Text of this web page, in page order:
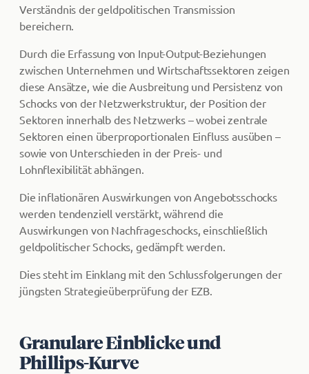
Verständnis der geldpolitischen Transmission
bereichern.
Durch die Erfassung von Input-Output-Beziehungen
zwischen Unternehmen und Wirtschaftssektoren zeigen
diese Ansätze, wie die Ausbreitung und Persistenz von
Schocks von der Netzwerkstruktur, der Position der
Sektoren innerhalb des Netzwerks – wobei zentrale
Sektoren einen überproportionalen Einfluss ausüben –
sowie von Unterschieden in der Preis- und
Lohnflexibilität abhängen.
Die inflationären Auswirkungen von Angebotsschocks
werden tendenziell verstärkt, während die
Auswirkungen von Nachfrageschocks, einschließlich
geldpolitischer Schocks, gedämpft werden.
Dies steht im Einklang mit den Schlussfolgerungen der
jüngsten Strategieüberprüfung der EZB.
Granulare Einblicke und
Phillips-Kurve